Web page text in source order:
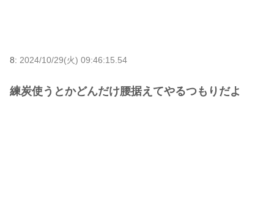
8: 2024/10/29(火) 09:46:15.54
練炭使うとかどんだけ腰据えてやるつもりだよ